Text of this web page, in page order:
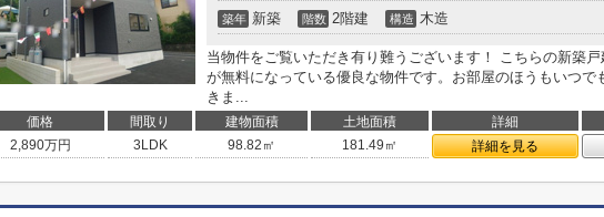
築年 新築 階数 2階建 構造 木造
当物件をご覧いただき有り難うございます！ こちらの新築
が無料になっている優良な物件です。お部屋のほうもいつで
きま...
価格 間取り 建物面積 土地面積 詳細
2,890万円 3LDK 98.82㎡ 181.49㎡ 詳細を見る